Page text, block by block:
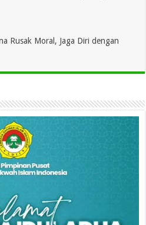
Rusak Moral, Jaga Diri dengan